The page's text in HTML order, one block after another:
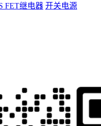
FET继电器 开关电源